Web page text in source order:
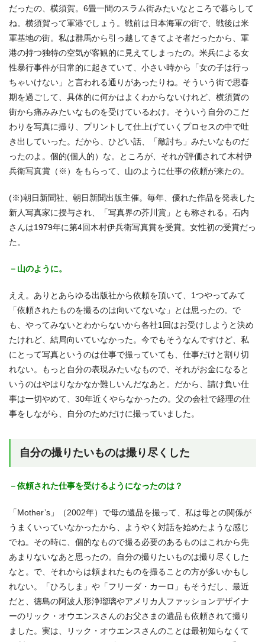
だったの、横須賀。6畳一間のスラム街みたいなところで暮らして
ね。横須賀って軍港でしょう。戦前は日本海軍の街で、戦後は米
軍基地の街。私は群馬から引っ越してきてよそ者だったから、軍
港の持つ独特の空気が客観的に見えてしまったの。米兵による女
性暴行事件が日常的に起きていて、小さい時から「女の子は行っ
ちゃいけない」と言われる通りがあったりね。そういう街で思春
期を過ごして、具体的に何かはよくわからないけれど、横須賀の
街から痛みみたいなものを受けているわけ。そういう自分のこだ
わりを写真に撮り、プリントして仕上げていくプロセスの中で吐
き出していった。だから、ひどい話、「敵討ち」みたいなものだ
ったのよ。個的(個人的）な。ところが、それが評価されて木村伊
兵衛写真賞（※）をもらって、山のように仕事の依頼が来たの。
(※)朝日新聞社、朝日新聞出版主催。毎年、優れた作品を発表した
新人写真家に授与され、「写真界の芥川賞」とも称される。石内
さんは1979年に第4回木村伊兵衛写真賞を受賞。女性初の受賞だっ
た。
－山のように。
ええ。ありとあらゆる出版社から依頼を頂いて、1つやってみて
「依頼されたものを撮るのは向いてないな」とは思ったの。で
も、やってみないとわからないから各社1回はお受けしようと決め
たけれど、結局向いていなかった。今でもそうなんですけど、私
にとって写真というのは仕事で撮っていても、仕事だけと割り切
れない。もっと自分の表現みたいなもので、それがお金になると
いうのはやはりなかなか難しいんだなあと。だから、請け負い仕
事は一切やめて、30年近くやらなかったの。父の会社で経理の仕
事をしながら、自分のためだけに撮っていました。
自分の撮りたいものは撮り尽くした
－依頼された仕事を受けるようになったのは？
「Mother’s」（2002年）で母の遺品を撮って、私は母との関係が
うまくいっていなかったから、ようやく対話を始めたような感じ
でね。その時に、個的なもので撮る必要のあるものはこれから先
あまりないなあと思ったの。自分の撮りたいものは撮り尽くした
なと。で、それからは頼まれたものを撮ることの方が多いかもし
れない。「ひろしま」や「フリーダ・カーロ」もそうだし、最近
だと、徳島の阿波人形浄瑠璃やアメリカ人ファッションデザイナ
ーのリック・オウエンスさんのお父さまの遺品も依頼されて撮り
ました。実は、リック・オウエンスさんのことは最初知らなくて